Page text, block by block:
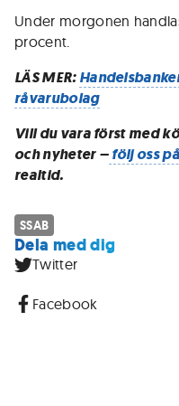
Under morgonen
procent.
LÄS MER:
råvarubolag
Vill du vara först med
och nyheter –följ oss
realtid.
SSAB
Dela med dig
Twitter
Facebook